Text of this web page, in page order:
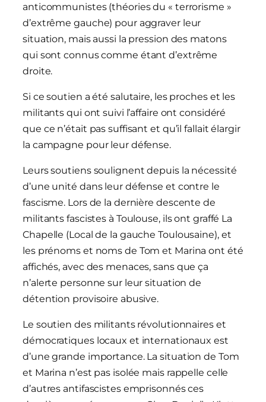
anticommunistes (théories du « terrorisme »
d’extrême gauche) pour aggraver leur
situation, mais aussi la pression des matons
qui sont connus comme étant d’extrême
droite.
Si ce soutien a été salutaire, les proches et les
militants qui ont suivi l’affaire ont considéré
que ce n’était pas suffisant et qu’il fallait élargir
la campagne pour leur défense.
Leurs soutiens soulignent depuis la nécessité
d’une unité dans leur défense et contre le
fascisme. Lors de la dernière descente de
militants fascistes à Toulouse, ils ont graffé La
Chapelle (Local de la gauche Toulousaine), et
les prénoms et noms de Tom et Marina ont été
affichés, avec des menaces, sans que ça
n’alerte personne sur leur situation de
détention provisoire abusive.
Le soutien des militants révolutionnaires et
démocratiques locaux et internationaux est
d’une grande importance. La situation de Tom
et Marina n’est pas isolée mais rappelle celle
d’autres antifascistes emprisonnés ces